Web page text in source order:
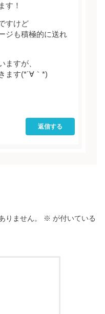
す！
すけど
ジも積極的に送れ
ますが、
ます(*´∀｀*)
返信する
りません。 ※ が付いている